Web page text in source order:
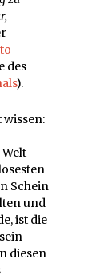
des
).
wissen:
Schein
und
ist die
diesen